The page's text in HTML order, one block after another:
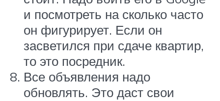
и посмотреть на сколько часто
он фигурирует. Если он
засветился при сдаче квартир,
то это посредник.
Все объявления надо
обновлять. Это даст свои